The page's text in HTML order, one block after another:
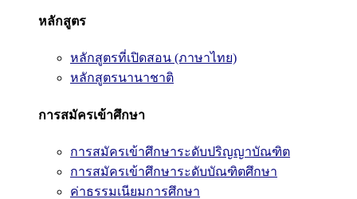
หลักสูตร
หลักสูตรที่เปิดสอน (ภาษาไทย)
หลักสูตรนานาชาติ
การสมัครเข้าศึกษา
การสมัครเข้าศึกษาระดับปริญญาบัณฑิต
การสมัครเข้าศึกษาระดับบัณฑิตศึกษา
ค่าธรรมเนียมการศึกษา